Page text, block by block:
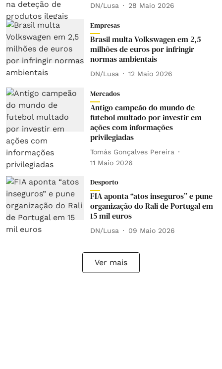
DN/Lusa 28 Maio 2026
Empresas
Brasil multa Volkswagen em 2,5
milhões de euros por infringir
normas ambientais
DN/Lusa 12 Maio 2026
Mercados
Antigo campeão do mundo de
futebol multado por investir em
ações com informações
privilegiadas
Tomás Gonçalves Pereira
11 Maio 2026
Desporto
FIA aponta “atos inseguros” e pune
organização do Rali de Portugal em
15 mil euros
DN/Lusa 09 Maio 2026
Ver mais